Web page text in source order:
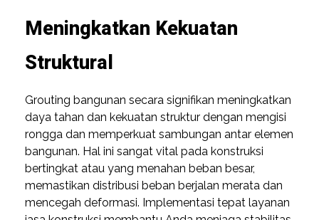
Meningkatkan Kekuatan
Struktural
Grouting bangunan secara signifikan meningkatkan
daya tahan dan kekuatan struktur dengan mengisi
rongga dan memperkuat sambungan antar elemen
bangunan. Hal ini sangat vital pada konstruksi
bertingkat atau yang menahan beban besar,
memastikan distribusi beban berjalan merata dan
mencegah deformasi. Implementasi tepat layanan